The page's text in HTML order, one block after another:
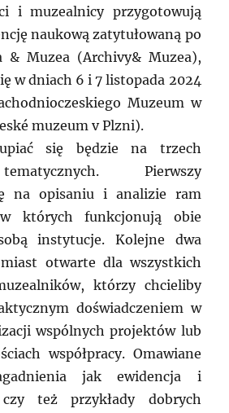
i muzealnicy przygotowują
naukową zatytułowaną po
& Muzea (Archivy& Muzea),
w dniach 6 i 7 listopada 2024
Muzeum w
muzeum v Plzni).
się będzie na trzech
Pierwszy
na opisaniu i analizie ram
których funkcjonują obie
instytucje. Kolejne dwa
otwarte dla wszystkich
którzy chcieliby
doświadczeniem w
wspólnych projektów lub
współpracy. Omawiane
jak ewidencja i
czy też przykłady dobrych